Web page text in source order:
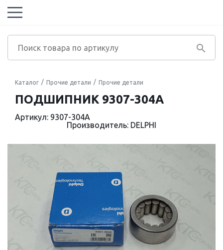
Каталог Прочие детали Прочие детали
ПОДШИПНИК 9307-304A
Артикул: 9307-304A
Производитель: DELPHI